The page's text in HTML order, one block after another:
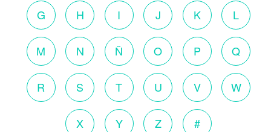
G H I J K L
M N Ñ O P Q
R S T U V W
X Y Z #